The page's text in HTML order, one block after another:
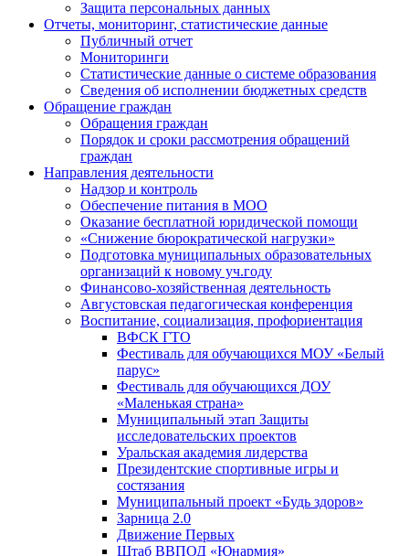
Защита персональных данных
Отчеты, мониторинг, статистические данные
Публичный отчет
Мониторинги
Статистические данные о системе образования
Сведения об исполнении бюджетных средств
Обращение граждан
Обращения граждан
Порядок и сроки рассмотрения обращений
граждан
Направления деятельности
Надзор и контроль
Обеспечение питания в МОО
Оказание бесплатной юридической помощи
«Снижение бюрократической нагрузки»
Подготовка муниципальных образовательных
организаций к новому уч.году
Финансово-хозяйственная деятельность
Августовская педагогическая конференция
Воспитание, социализация, профориентация
ВФСК ГТО
Фестиваль для обучающихся МОУ «Белый
парус»
Фестиваль для обучающихся ДОУ
«Маленькая страна»
Муниципальный этап Защиты
исследовательских проектов
Уральская академия лидерства
Президентские спортивные игры и
состязания
Муниципальный проект «Будь здоров»
Зарница 2.0
Движение Первых
Штаб ВВПОД «Юнармия»